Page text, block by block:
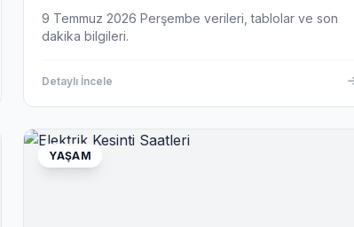
9 Temmuz 2026 Perşembe verileri, tablolar ve son
dakika bilgileri.
Detaylı İncele
YAŞAM